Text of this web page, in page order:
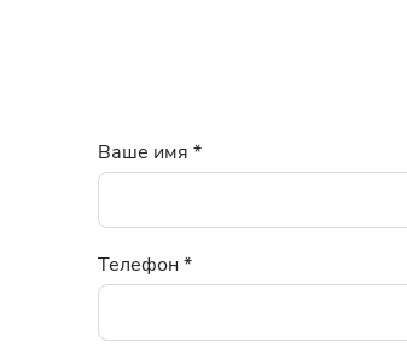
Ваше имя *
Телефон*